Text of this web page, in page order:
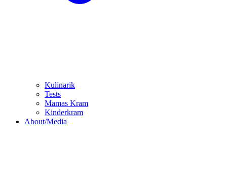
Kulinarik
Tests
Mamas Kram
Kinderkram
About/Media